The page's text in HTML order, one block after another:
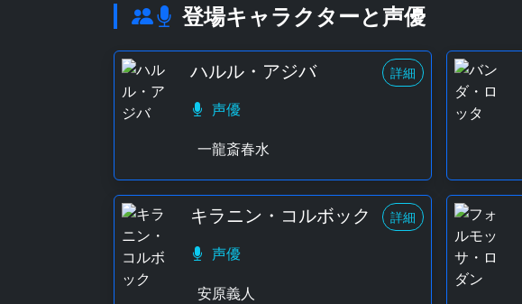
登場キャラクターと声優
ハルル・アジバ 詳細
声優
一龍斎春水
キラニン・コルボック 詳細
声優
安原義人